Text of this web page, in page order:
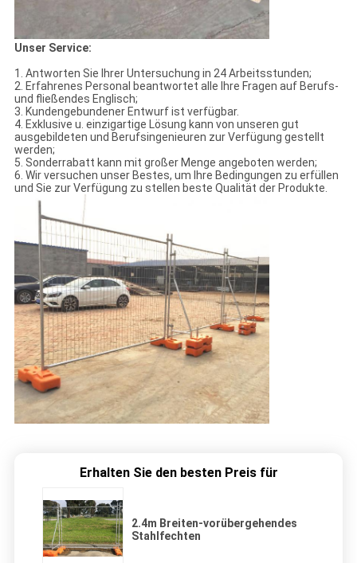
Unser Service:
1. Antworten Sie Ihrer Untersuchung in 24 Arbeitsstunden;
2. Erfahrenes Personal beantwortet alle Ihre Fragen auf Berufs-
und fließendes Englisch;
3. Kundengebundener Entwurf ist verfügbar.
4. Exklusive u. einzigartige Lösung kann von unseren gut
ausgebildeten und Berufsingenieuren zur Verfügung gestellt
werden;
5. Sonderrabatt kann mit großer Menge angeboten werden;
6. Wir versuchen unser Bestes, um Ihre Bedingungen zu erfüllen
und Sie zur Verfügung zu stellen beste Qualität der Produkte.
Erhalten Sie den besten Preis für
2.4m Breiten-vorübergehendes
Stahlfechten